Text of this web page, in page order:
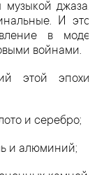
джаза.
И это
в моде
войнами.
этой эпохи
и серебро;
и алюминий;